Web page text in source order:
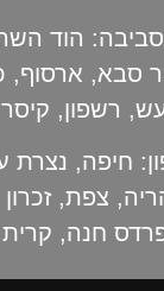
הוד
סבא, ארסוף,
, רשפון,
חיפה, נצרת
, צפת,
חנה, קרית